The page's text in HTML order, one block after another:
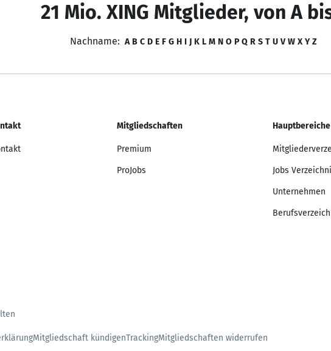
21 Mio. XING Mitglieder, von A
Nachname: A B C D E F G H I J K L M N O P Q R S T U V W X Y Z
Mitgliedschaften
Premium
ProJobs
Hauptbereiche
Jobs
Unternehmen
Mitgliedschaft kündigenTrackingMitgliedschaften widerrufen